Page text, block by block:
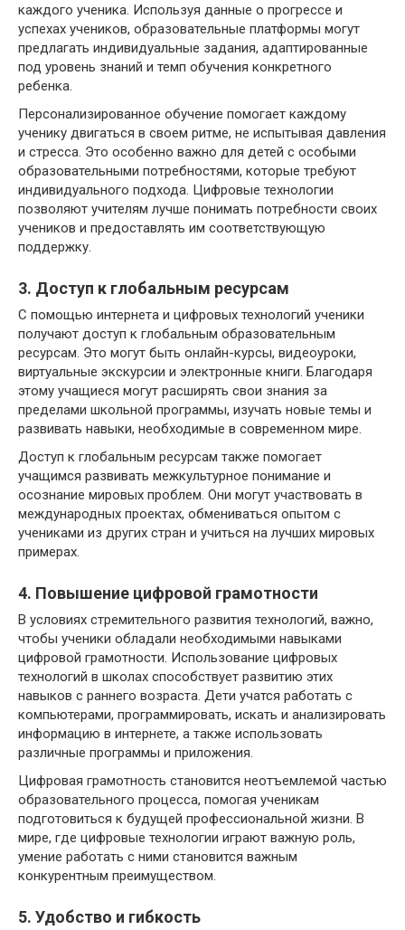
каждого ученика. Используя данные о прогрессе и
успехах учеников, образовательные платформы могут
предлагать индивидуальные задания, адаптированные
под уровень знаний и темп обучения конкретного
ребенка.
Персонализированное обучение помогает каждому
ученику двигаться в своем ритме, не испытывая давления
и стресса. Это особенно важно для детей с особыми
образовательными потребностями, которые требуют
индивидуального подхода. Цифровые технологии
позволяют учителям лучше понимать потребности своих
учеников и предоставлять им соответствующую
поддержку.
3. Доступ к глобальным ресурсам
С помощью интернета и цифровых технологий ученики
получают доступ к глобальным образовательным
ресурсам. Это могут быть онлайн-курсы, видеоуроки,
виртуальные экскурсии и электронные книги. Благодаря
этому учащиеся могут расширять свои знания за
пределами школьной программы, изучать новые темы и
развивать навыки, необходимые в современном мире.
Доступ к глобальным ресурсам также помогает
учащимся развивать межкультурное понимание и
осознание мировых проблем. Они могут участвовать в
международных проектах, обмениваться опытом с
учениками из других стран и учиться на лучших мировых
примерах.
4. Повышение цифровой грамотности
В условиях стремительного развития технологий, важно,
чтобы ученики обладали необходимыми навыками
цифровой грамотности. Использование цифровых
технологий в школах способствует развитию этих
навыков с раннего возраста. Дети учатся работать с
компьютерами, программировать, искать и анализировать
информацию в интернете, а также использовать
различные программы и приложения.
Цифровая грамотность становится неотъемлемой частью
образовательного процесса, помогая ученикам
подготовиться к будущей профессиональной жизни. В
мире, где цифровые технологии играют важную роль,
умение работать с ними становится важным
конкурентным преимуществом.
5. Удобство и гибкость